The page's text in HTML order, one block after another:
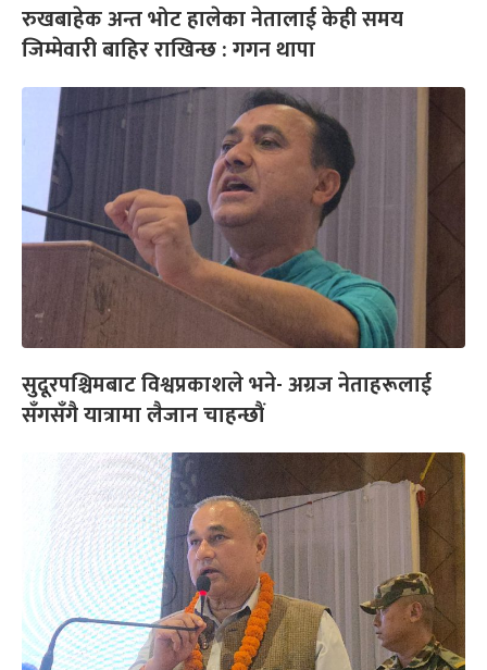
रुखबाहेक अन्त भोट हालेका नेतालाई केही समय
जिम्मेवारी बाहिर राखिन्छ : गगन थापा
सुदूरपश्चिमबाट विश्वप्रकाशले भने- अग्रज नेताहरूलाई
सँगसँगै यात्रामा लैजान चाहन्छौं